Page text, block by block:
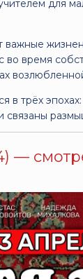
для
время
в трёх
—